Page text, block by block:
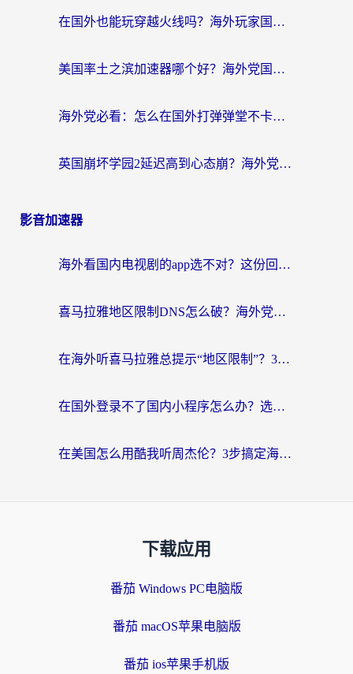
在国外也能玩穿越火线吗？海外玩家国服游戏畅玩终极指南
美国率土之滨加速器哪个好？海外党国服游戏畅玩终极指南（附多游戏解决方案）
海外党必看：怎么在国外打弹弹堂不卡？番茄加速器亲测指南
英国崩坏学园2延迟高到心态崩？海外党国服游戏加速终极指南
影音加速器
海外看国内电视剧的app选不对？这份回国加速器避坑指南帮你流畅追剧
喜马拉雅地区限制DNS怎么破？海外党听国内音乐听书的终极解决方案
在海外听喜马拉雅总提示“地区限制”？3步轻松解除+听国内音乐全攻略
在国外登录不了国内小程序怎么办？选对回国加速器，轻松解锁国内资源
在美国怎么用酷我听周杰伦？3步搞定海外听歌难题
下载应用
番茄 Windows PC电脑版
番茄 macOS苹果电脑版
番茄 ios苹果手机版